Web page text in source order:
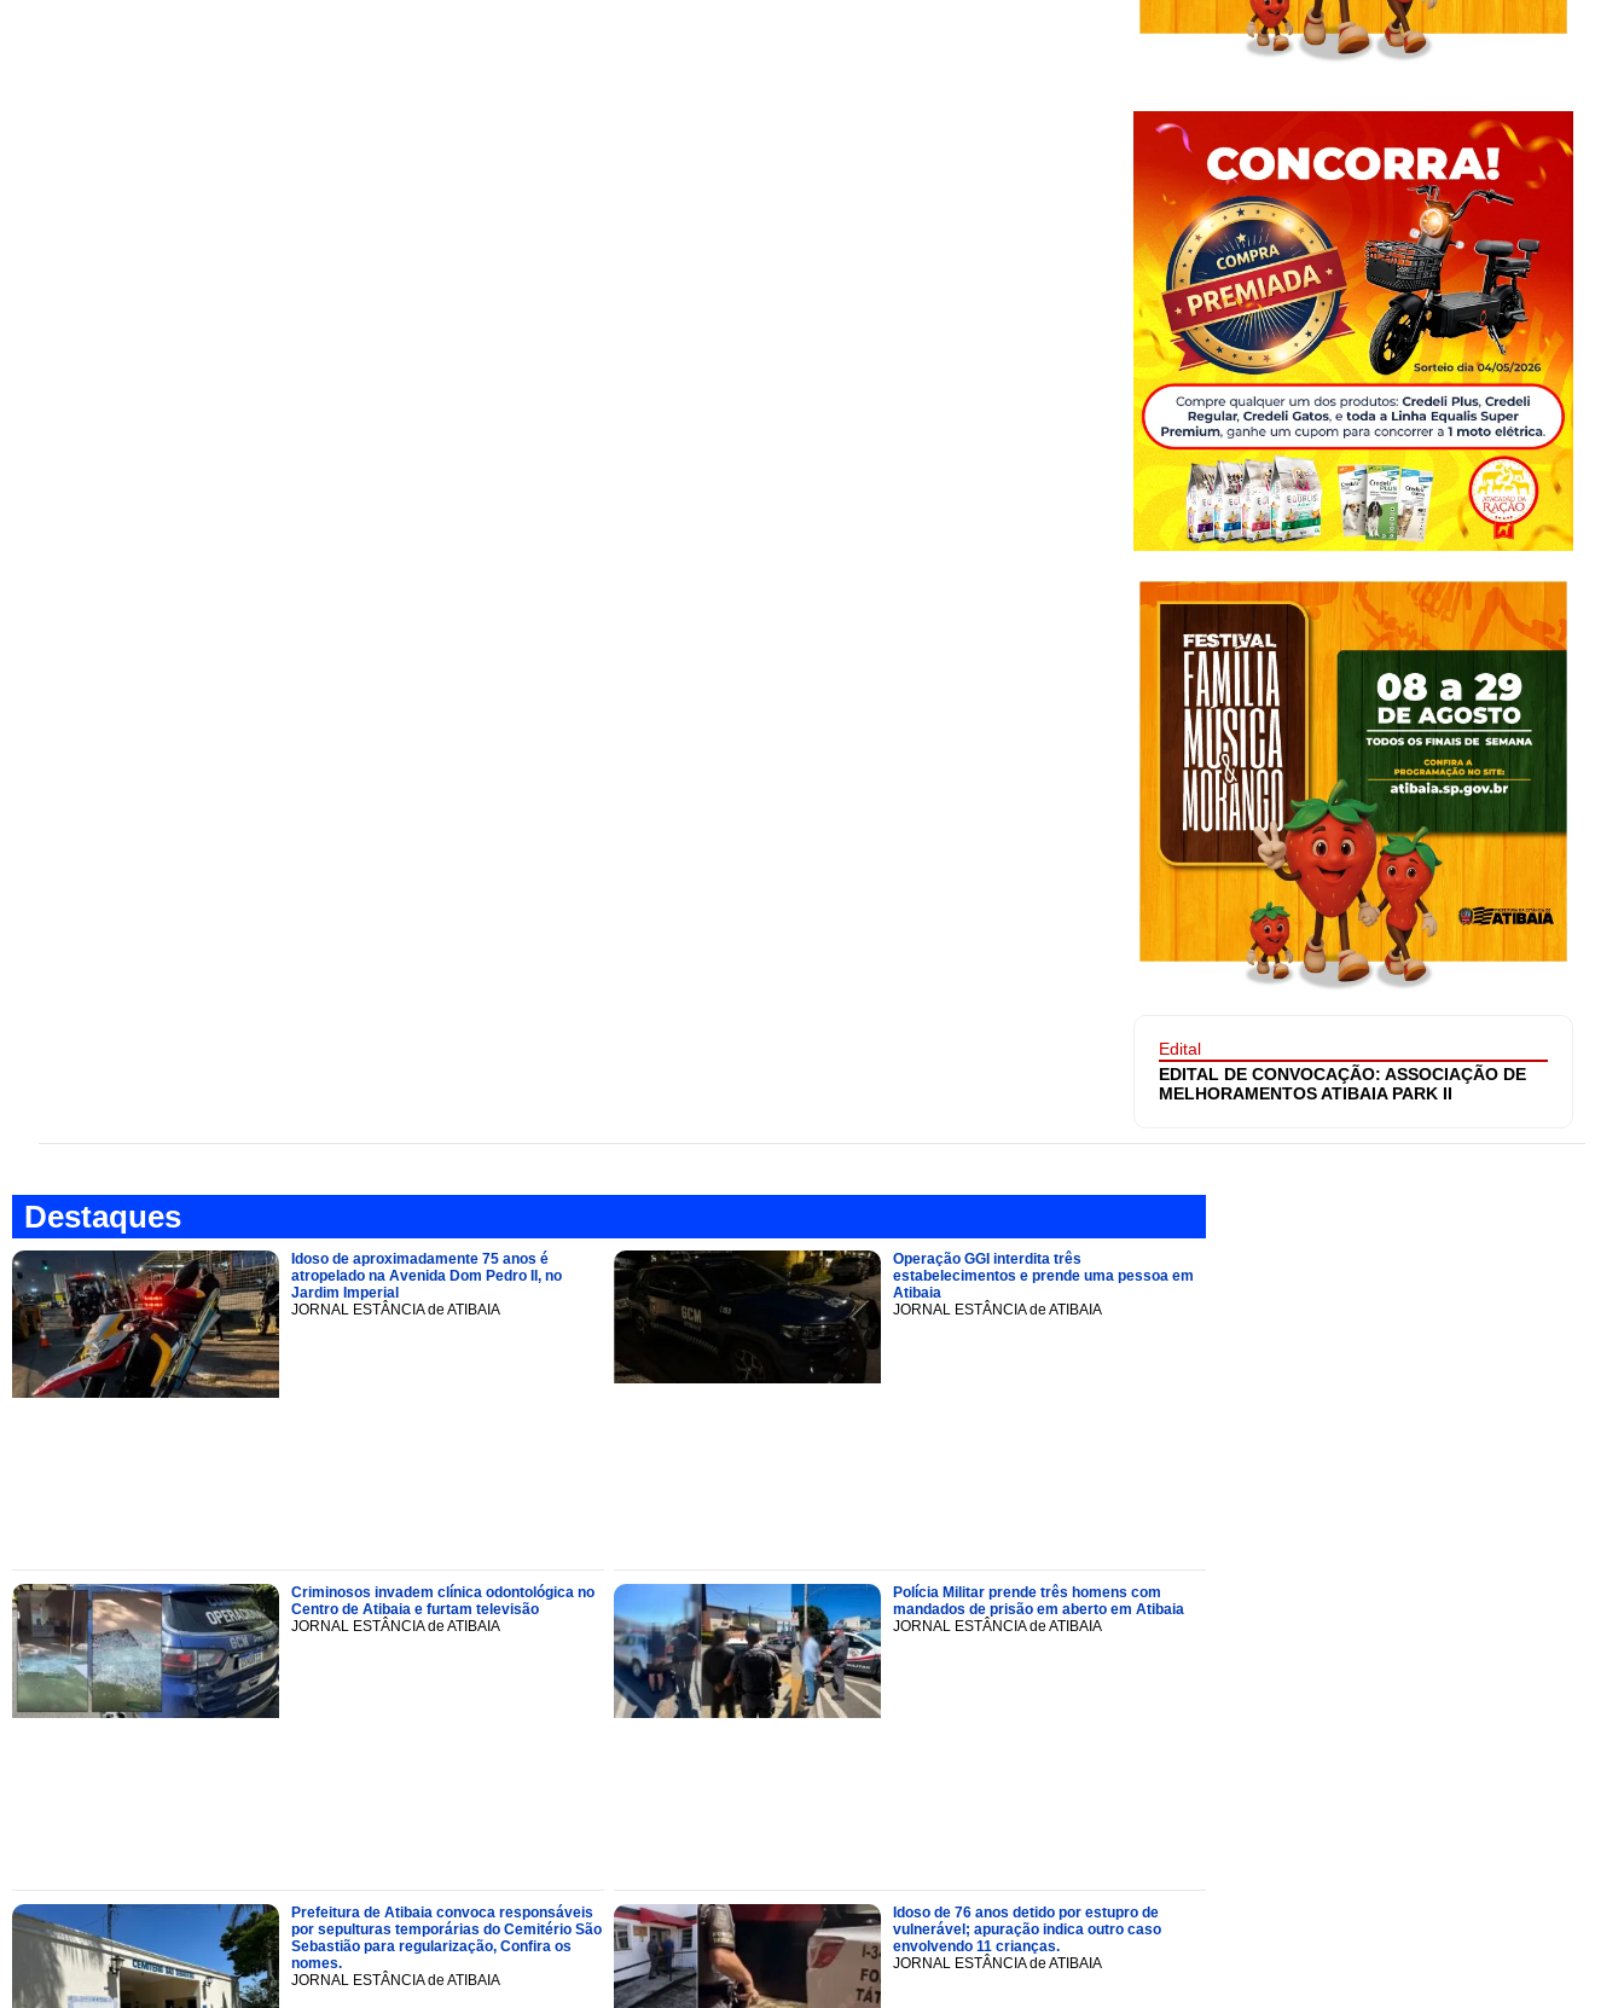
Edital
EDITAL DE CONVOCAÇÃO: ASSOCIAÇÃO DE
MELHORAMENTOS ATIBAIA PARK II
Destaques
Idoso de aproximadamente 75 anos é
atropelado na Avenida Dom Pedro II, no
Jardim Imperial
JORNAL ESTÂNCIA de ATIBAIA
Operação GGI interdita três
estabelecimentos e prende uma pessoa em
Atibaia
JORNAL ESTÂNCIA de ATIBAIA
Criminosos invadem clínica odontológica no
Centro de Atibaia e furtam televisão
JORNAL ESTÂNCIA de ATIBAIA
Polícia Militar prende três homens com
mandados de prisão em aberto em Atibaia
JORNAL ESTÂNCIA de ATIBAIA
Prefeitura de Atibaia convoca responsáveis
por sepulturas temporárias do Cemitério São
Sebastião para regularização, Confira os
nomes.
JORNAL ESTÂNCIA de ATIBAIA
Idoso de 76 anos detido por estupro de
vulnerável; apuração indica outro caso
envolvendo 11 crianças.
JORNAL ESTÂNCIA de ATIBAIA